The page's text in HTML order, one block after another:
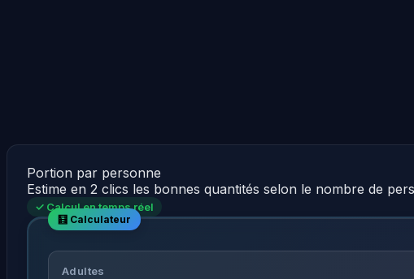
Portion par personne
Estime en 2 clics les bonnes quantités selon le nombre de
✓ Calcul en temps réel
Adultes